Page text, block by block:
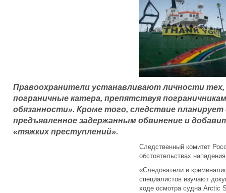
Правоохранители устанавливают личности
пограничные катера, препятствуя
обязанности». Кроме того, следствие
предъявленное задержанным обвинение и
«тяжких преступлений».
Следственный комитет
обстоятельствах
«Следователи и
специалистов изучают
ходе осмотра судна Arctic